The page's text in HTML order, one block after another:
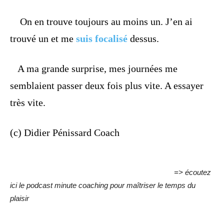
On en trouve toujours au moins un. J’en ai
trouvé un et me suis focalisé dessus.
A ma grande surprise, mes journées me
semblaient passer deux fois plus vite. A essayer
très vite.
(c) Didier Pénissard Coach
=> écoutez
ici le podcast minute coaching pour maîtriser le temps du
plaisir